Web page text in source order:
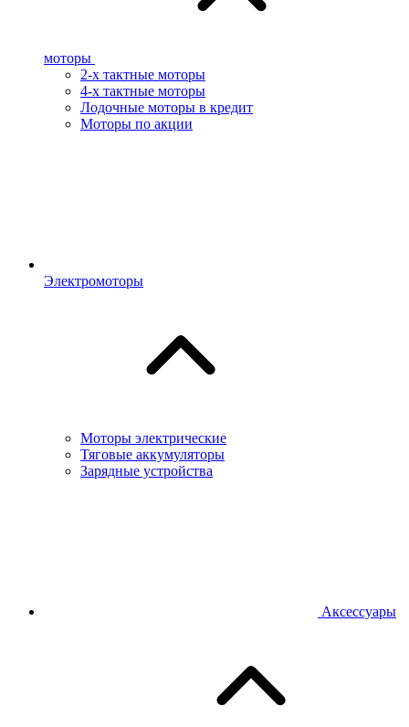
моторы
2-х тактные моторы
4-х тактные моторы
Лодочные моторы в кредит
Моторы по акции
Электромоторы
Моторы электрические
Тяговые аккумуляторы
Зарядные устройства
Аксессуары